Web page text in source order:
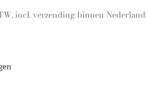
incl. verzending binnen Nederland